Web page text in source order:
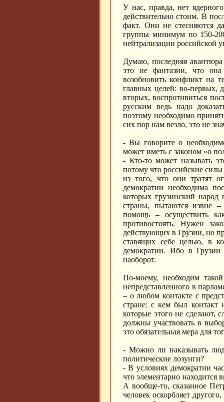
У нас, правда, нет
действительно стоим. В
факт. Они не стесняются
группы минимум по 150-
нейтрализации российской
Думаю, последняя
это не фантазии, что
возобновить конфликт на
главных целей: во-первых,
вторых, воспротивиться
русским ведь надо
поэтому необходимо
сих пор нам везло, это не
- Вы говорите о
может иметь с законом «о
- Кто-то может называть
потому что российские
из того, что они тратят
демократии необходима
которых грузинский
страны, пытаются извне
помощь – осуществить
противостоять. Нужен
действующих в Грузии, но
ставящих себе целью, в
демократии. Ибо в Грузии
наоборот.
По-моему, необходим
непредставленного в
– о любом контакте с
стране: с кем был контакт
которые этого не сделают,
должны участвовать в
это обязательная мера для
- Можно ли наказывать
политические лозунги?
- В условиях демократии
что элементарно находится
А вообще-то, сказанное
человек оскорбляет